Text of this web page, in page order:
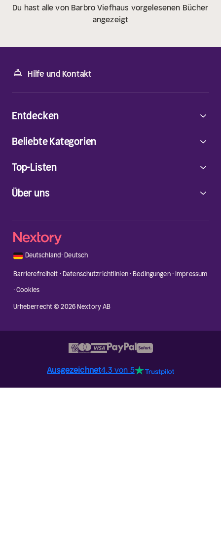
Du hast alle von Barbro Viefhaus vorgelesenen Bücher
angezeigt
Hilfe und Kontakt
Über uns
Entdecken
Beliebte Kategorien
Top-Listen
🇩🇪 Deutschland·Deutsch
Barrierefreiheit ·Datenschutzrichtlinien·Bedingungen· Impressum
·Cookies
Urheberrecht © 2026 Nextory AB
Ausgezeichnet4.3 von 5